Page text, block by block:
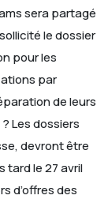
sera partagé
le dossier
pour les
par
de leurs
? Les dossiers
devront être
tard le 27 avril
d’offres des